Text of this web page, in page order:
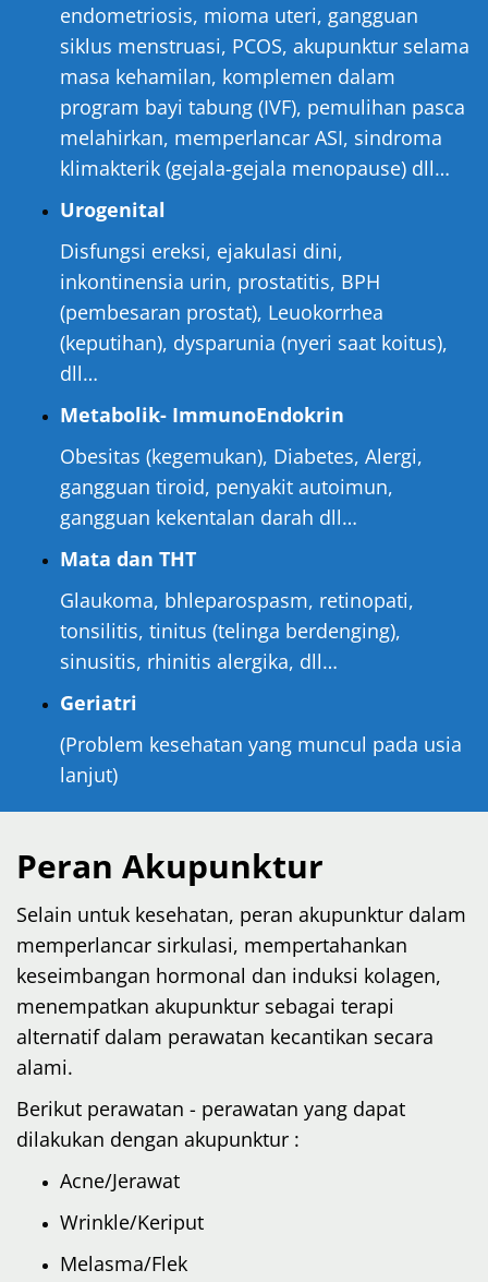
endometriosis, mioma uteri, gangguan
siklus menstruasi, PCOS, akupunktur selama
masa kehamilan, komplemen dalam
program bayi tabung (IVF), pemulihan pasca
melahirkan, memperlancar ASI, sindroma
klimakterik (gejala-gejala menopause) dll…
Urogenital
Disfungsi ereksi, ejakulasi dini,
inkontinensia urin, prostatitis, BPH
(pembesaran prostat), Leuokorrhea
(keputihan), dysparunia (nyeri saat koitus),
dll…
Metabolik- ImmunoEndokrin
Obesitas (kegemukan), Diabetes, Alergi,
gangguan tiroid, penyakit autoimun,
gangguan kekentalan darah dll…
Mata dan THT
Glaukoma, bhleparospasm, retinopati,
tonsilitis, tinitus (telinga berdenging),
sinusitis, rhinitis alergika, dll…
Geriatri
(Problem kesehatan yang muncul pada usia
lanjut)
Peran Akupunktur
Selain untuk kesehatan, peran akupunktur dalam
memperlancar sirkulasi, mempertahankan
keseimbangan hormonal dan induksi kolagen,
menempatkan akupunktur sebagai terapi
alternatif dalam perawatan kecantikan secara
alami.
Berikut perawatan - perawatan yang dapat
dilakukan dengan akupunktur :
Acne/Jerawat
Wrinkle/Keriput
Melasma/Flek